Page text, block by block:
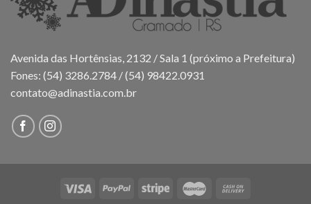
Avenida das Hortênsias, 2132 / Sala 1 (próximo a Prefeitura)
Fones: (54) 3286.2784 / (54) 98422.0931
contato@adinastia.com.br